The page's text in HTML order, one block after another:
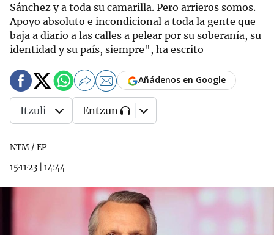
Sánchez y a toda su camarilla. Pero arrieros somos.
Apoyo absoluto e incondicional a toda la gente que
baja a diario a las calles a pelear por su soberanía, su
identidad y su país, siempre", ha escrito
NTM / EP
15·11·23
14:44
Añádenos en Google
Itzuli Entzun